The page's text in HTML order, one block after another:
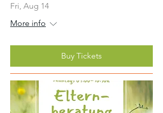
Fri, Aug 14
More info
Buy Tickets